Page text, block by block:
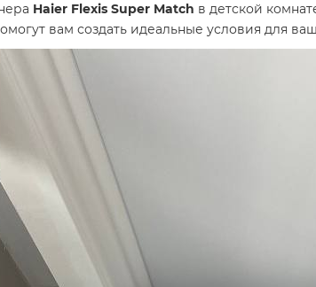
Haier Flexis Super Match в детской
вам создать идеальные условия для